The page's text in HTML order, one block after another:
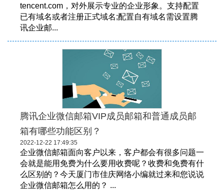
tencent.com，对外展示专业的企业形象。支持配置
已有域名或者注册正式域名;配置自有域名需设置腾
讯企业邮...
腾讯企业微信邮箱VIP成员邮箱和普通成员邮
箱有哪些功能区别？
2022-12-22 17:49:35
企业微信邮箱面向客户以来，客户都会有很多问题一
会就是能用免费为什么要用收费呢？收费和免费有什
么区别的？今天厦门市佳庆网络小编就过来和您说说
企业微信邮箱怎么用的？ ...